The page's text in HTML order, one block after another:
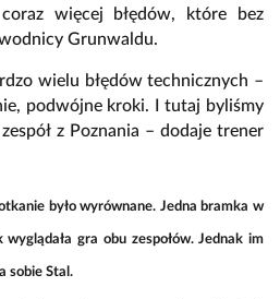
więcej błędów, które bez
Grunwaldu.
wielu błędów technicznych –
podwójne kroki. I tutaj byliśmy
z Poznania – dodaje trener
było wyrównane. Jedna bramka w
gra obu zespołów. Jednak im
sobie Stal.